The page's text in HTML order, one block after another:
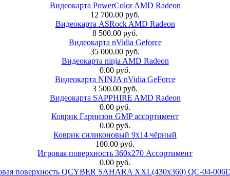
Видеокарта PowerColor AMD Radeon
12 700.00 руб.
Видеокарта ASRock AMD Radeon
8 500.00 руб.
Видеокарта nVidia Geforce
35 000.00 руб.
Видеокарта ninja AMD Radeon
0.00 руб.
Видеокарта NINJA nVidia GeForce
3 500.00 руб.
Видеокарта SAPPHIRE AMD Radeon
0.00 руб.
Коврик Гарнизон GMP ассортимент
0.00 руб.
Коврик силиконовый 9х14 чёрный
100.00 руб.
Игровая поверхность 360x270 Ассортимент
0.00 руб.
поверхность QCYBER SAHARA XXL(430x360) QC-04-